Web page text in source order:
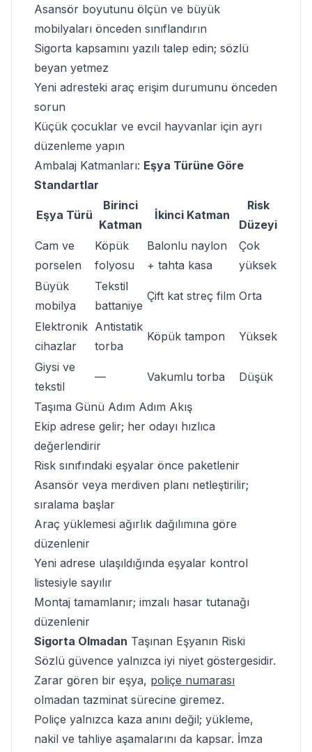
Asansör boyutunu ölçün ve büyük
mobilyaları önceden sınıflandırın
Sigorta kapsamını yazılı talep edin; sözlü
beyan yetmez
Yeni adresteki araç erişim durumunu önceden
sorun
Küçük çocuklar ve evcil hayvanlar için ayrı
düzenleme yapın
Ambalaj Katmanları: Eşya Türüne Göre
Standartlar
Eşya Türü
Birinci
Katman
İkinci Katman
Risk
Düzeyi
Cam ve
porselen
Köpük
folyosu
Balonlu naylon
+ tahta kasa
Çok
yüksek
Büyük
mobilya
Tekstil
battaniye
Çift kat streç film Orta
Elektronik
cihazlar
Antistatik
torba
Köpük tampon Yüksek
Giysi ve
tekstil
— Vakumlu torba Düşük
Taşıma Günü Adım Adım Akış
Ekip adrese gelir; her odayı hızlıca
değerlendirir
Risk sınıfındaki eşyalar önce paketlenir
Asansör veya merdiven planı netleştirilir;
sıralama başlar
Araç yüklemesi ağırlık dağılımına göre
düzenlenir
Yeni adrese ulaşıldığında eşyalar kontrol
listesiyle sayılır
Montaj tamamlanır; imzalı hasar tutanağı
düzenlenir
Sigorta Olmadan Taşınan Eşyanın Riski
Sözlü güvence yalnızca iyi niyet göstergesidir.
Zarar gören bir eşya, poliçe numarası
olmadan tazminat sürecine giremez.
Poliçe yalnızca kaza anını değil; yükleme,
nakil ve tahliye aşamalarını da kapsar. İmza